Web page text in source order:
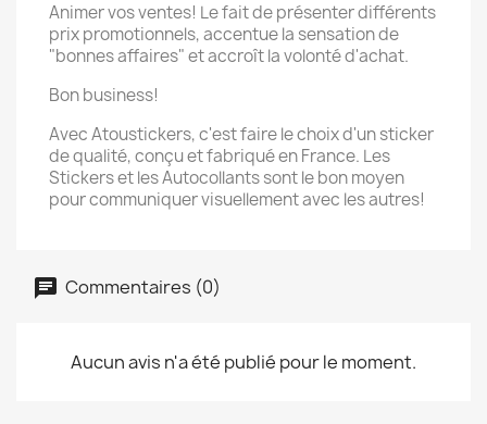
Animer vos ventes! Le fait de présenter différents
prix promotionnels, accentue la sensation de
"bonnes affaires" et accroît la volonté d'achat.
Bon business!
Avec Atoustickers, c'est faire le choix d'un sticker
de qualité, conçu et fabriqué en France. Les
Stickers et les Autocollants sont le bon moyen
pour communiquer visuellement avec les autres!
Commentaires (0)
Aucun avis n'a été publié pour le moment.